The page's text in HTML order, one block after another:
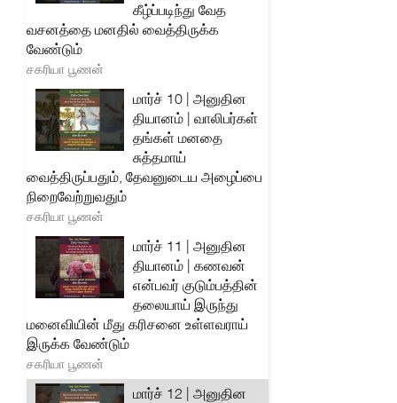
கீழ்ப்படிந்து வேத
வசனத்தை மனதில் வைத்திருக்க
வேண்டும்
சகரியா பூணன்
மார்ச் 10 | அனுதின
தியானம் | வாலிபர்கள்
தங்கள் மனதை
சுத்தமாய்
வைத்திருப்பதும், தேவனுடைய அழைப்பை
நிறைவேற்றுவதும்
சகரியா பூணன்
மார்ச் 11 | அனுதின
தியானம் | கணவன்
என்பவர் குடும்பத்தின்
தலையாய் இருந்து
மனைவியின் மீது கரிசனை உள்ளவராய்
இருக்க வேண்டும்
சகரியா பூணன்
மார்ச் 12 | அனுதின